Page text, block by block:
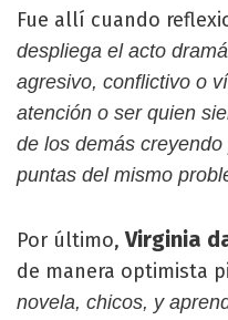
Fue allí cuando
despliega el acto
agresivo, conflictivo o
atención o ser quien
de los demás
puntas del mismo
Por último,Virginia
de manera optimista
novela, chicos, y